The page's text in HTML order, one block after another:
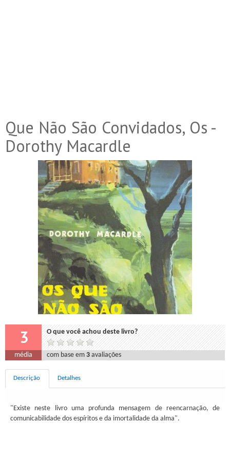
Que Não São Convidados, Os -
Dorothy Macardle
3 O que você achou deste livro?
média com base em3 avaliações
Descrição Detalhes
"Existe neste livro uma profunda mensagem de reencarnação, de
comunicabilidade dos espíritos e da imortalidade da alma".